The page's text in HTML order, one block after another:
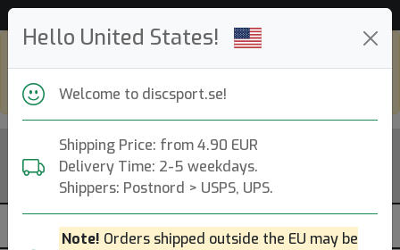
Hello United States!
Welcome to discsport.se!
Shipping Price: from 4.90 EUR
Delivery Time: 2-5 weekdays.
Shippers: Postnord > USPS, UPS.
Note! Orders shipped outside the EU may be
go todiscsport.com